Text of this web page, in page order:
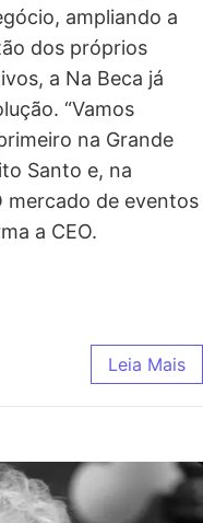
ampliando a
dos próprios
a Na Beca já
“Vamos
na Grande
Santo e, na
mercado de eventos
a CEO.
Leia Mais